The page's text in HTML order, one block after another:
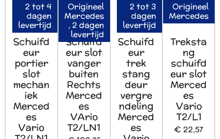
2 tot 4
dagen
levertijd
Schuifd
eur
portier
slot
mechan
iek
Merced
es
Vario
Origineel
Mercedes
, 2 dagen
levertijd
Schuifd
eur slot
vanger
buiten
Rechts
Merced
es
VArio
T2/LN1
2 tot 3
dagen
levertijd
Schuifd
eur
trek
stang
deur
vergre
ndeling
Merced
es
Origineel
Mercedes
Treksta
ng
schuifd
eur slot
Merced
es
Vario
T2/L1
€ 22,57